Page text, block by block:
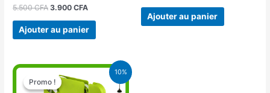
5.500CFA 3.900CFA
Ajouter au panier
Ajouter au panier
10%
Promo !
Promo !
Le
prix
initial
Le
actuel